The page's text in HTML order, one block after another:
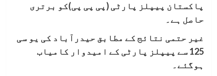
پاکستان پیپلز پارٹی (پی پی پی)کو برتری
حاصل ہے۔
غیر حتمی نتائج کے مطابق حیدرآباد کی یو سی
125 سے پیپلز پارٹی کے امیدوار کامیاب
ہوگئے۔